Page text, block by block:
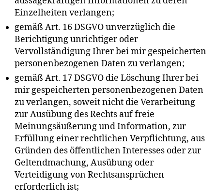
Einzelheiten verlangen;
gemäß Art. 16 DSGVO unverzüglich die
Berichtigung unrichtiger oder
Vervollständigung Ihrer bei mir gespeicherten
personenbezogenen Daten zu verlangen;
gemäß Art. 17 DSGVO die Löschung Ihrer bei
mir gespeicherten personenbezogenen Daten
zu verlangen, soweit nicht die Verarbeitung
zur Ausübung des Rechts auf freie
Meinungsäußerung und Information, zur
Erfüllung einer rechtlichen Verpflichtung, aus
Gründen des öffentlichen Interesses oder zur
Geltendmachung, Ausübung oder
Verteidigung von Rechtsansprüchen
erforderlich ist;